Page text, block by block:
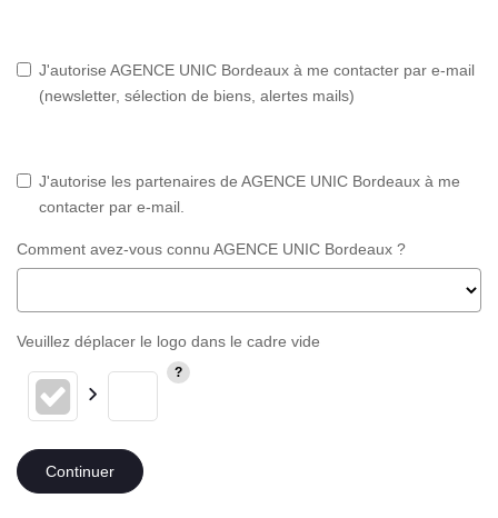
J'autorise AGENCE UNIC Bordeaux à me contacter par e-mail
(newsletter, sélection de biens, alertes mails)
J'autorise les partenaires de AGENCE UNIC Bordeaux à me
contacter par e-mail.
Comment avez-vous connu AGENCE UNIC Bordeaux ?
Veuillez déplacer le logo dans le cadre vide
Continuer